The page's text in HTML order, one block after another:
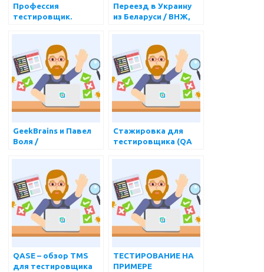
Профессия
тестировщик.
Переезд в Украину
из Беларуси / ВНЖ,
GeekBrains и Павел
Воля /
ВОЙТИ В IT? Обзор
рынка IT 2022
Стажировка для
тестировщика (QA
QASE – обзор TMS
для тестировщика
ТЕСТИРОВАНИЕ НА
ПРИМЕРЕ